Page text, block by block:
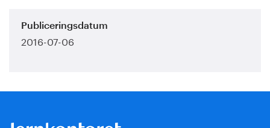
Publiceringsdatum
2016-07-06